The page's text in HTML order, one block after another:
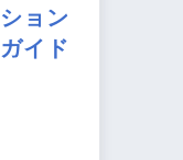
ション
ガイド